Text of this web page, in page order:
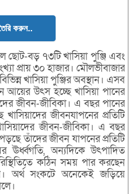
করুন..
ছোট-বড় ৭৩টি খাসিয়া পুঞ্জি এবং
প্রায় ৩০ হাজার। মৌলভীবাজার
খাসিয়া পুঞ্জির অবস্থান। এসব
আয়ের উৎস হচ্ছে খাসিয়া পানের
জীবন-জীবিকা। এ বছর পানের
জীবনযাপনের প্রতিটি
জীবন-জীবিকা। এ বছর
তাঁদের জীবন যাপনের প্রতিটি
ঊর্ধ্বগতি, অন্যদিকে উৎপাদিত
কঠিন সময় পার করছেন
অর্থ সংকটে অনেকেই জড়িয়ে